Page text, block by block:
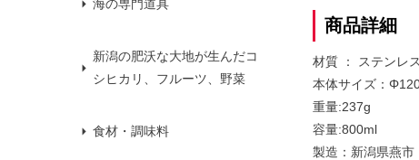
海の専門道具
新潟の肥沃な大地が生んだコ
シヒカリ、フルーツ、野菜
食材・調味料
商品詳細
材質 ： ステンレ
本体サイズ：
重量:237g
容量:800ml
製造：新潟県燕市